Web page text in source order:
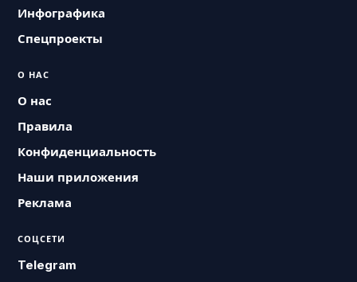
Инфографика
Спецпроекты
О НАС
О нас
Правила
Конфиденциальность
Наши приложения
Реклама
СОЦСЕТИ
Telegram